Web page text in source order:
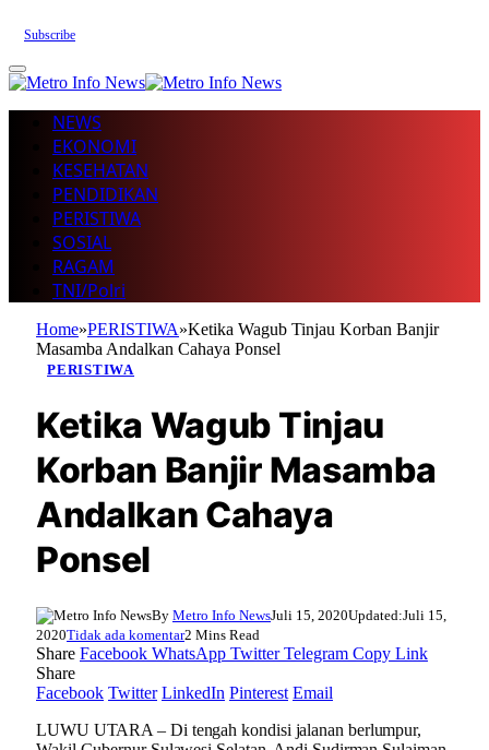
Subscribe
NEWS
EKONOMI
KESEHATAN
PENDIDIKAN
PERISTIWA
SOSIAL
RAGAM
TNI/Polri
Home»PERISTIWA»Ketika Wagub Tinjau Korban Banjir
Masamba Andalkan Cahaya Ponsel
PERISTIWA
Ketika Wagub Tinjau
Korban Banjir Masamba
Andalkan Cahaya
Ponsel
By Metro Info NewsJuli 15, 2020Updated:Juli 15,
2020Tidak ada komentar2 Mins Read
Share Facebook WhatsApp Twitter Telegram Copy Link
Share
Facebook Twitter LinkedIn Pinterest Email
LUWU UTARA – Di tengah kondisi jalanan berlumpur,